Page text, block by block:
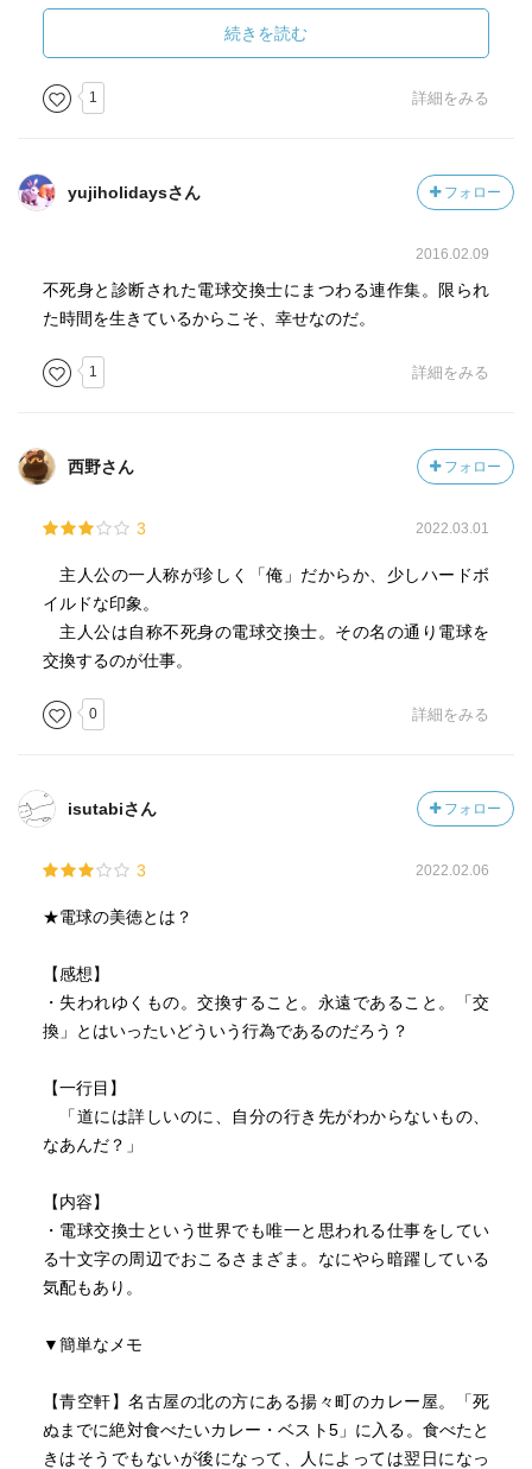
続きを読む
1 詳細をみる
yujiholidaysさん フォロー
2016.02.09
不死身と診断された電球交換士にまつわる連作集。限られ
た時間を生きているからこそ、幸せなのだ。
1 詳細をみる
西野さん フォロー
3 2022.03.01
主人公の一人称が珍しく「俺」だからか、少しハードボ
イルドな印象。
主人公は自称不死身の電球交換士。その名の通り電球を
交換するのが仕事。
0 詳細をみる
isutabiさん フォロー
3 2022.02.06
★電球の美徳とは？
【感想】
・失われゆくもの。交換すること。永遠であること。「交
換」とはいったいどういう行為であるのだろう？
【一行目】
「道には詳しいのに、自分の行き先がわからないもの、
なあんだ？」
【内容】
・電球交換士という世界でも唯一と思われる仕事をしてい
る十文字の周辺でおこるさまざま。なにやら暗躍している
気配もあり。
▼簡単なメモ
【青空軒】名古屋の北の方にある揚々町のカレー屋。「死
ぬまでに絶対食べたいカレー・ベスト5」に入る。食べたと
きはそうでもないが後になって、人によっては翌日になっ